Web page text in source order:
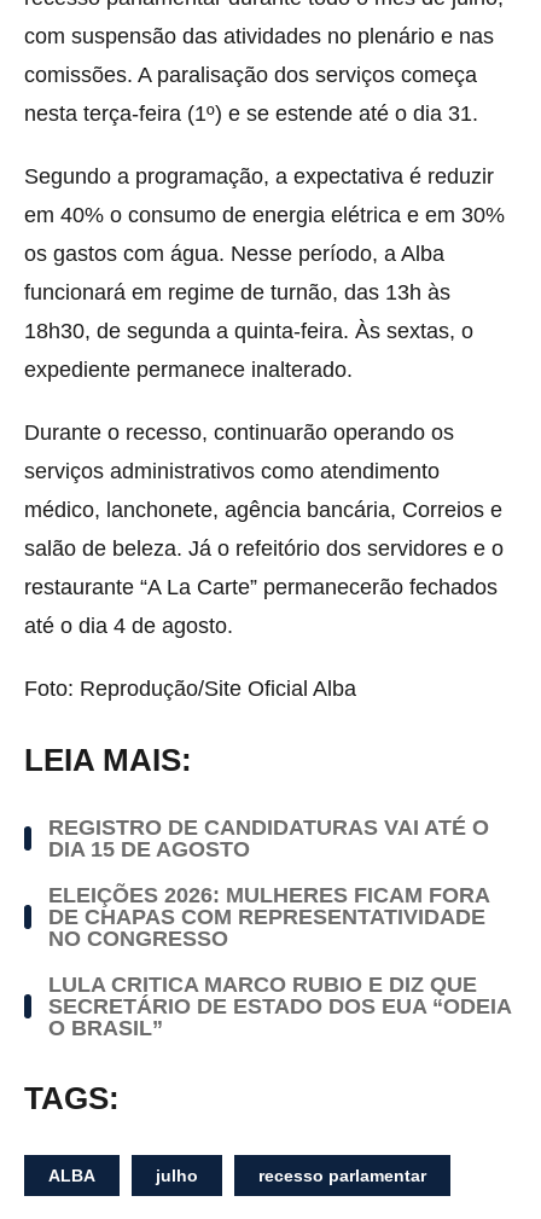
com suspensão das atividades no plenário e nas
comissões. A paralisação dos serviços começa
nesta terça-feira (1º) e se estende até o dia 31.
Segundo a programação, a expectativa é reduzir
em 40% o consumo de energia elétrica e em 30%
os gastos com água. Nesse período, a Alba
funcionará em regime de turnão, das 13h às
18h30, de segunda a quinta-feira. Às sextas, o
expediente permanece inalterado.
Durante o recesso, continuarão operando os
serviços administrativos como atendimento
médico, lanchonete, agência bancária, Correios e
salão de beleza. Já o refeitório dos servidores e o
restaurante “A La Carte” permanecerão fechados
até o dia 4 de agosto.
Foto: Reprodução/Site Oficial Alba
LEIA MAIS:
REGISTRO DE CANDIDATURAS VAI ATÉ O
DIA 15 DE AGOSTO
ELEIÇÕES 2026: MULHERES FICAM FORA
DE CHAPAS COM REPRESENTATIVIDADE
NO CONGRESSO
LULA CRITICA MARCO RUBIO E DIZ QUE
SECRETÁRIO DE ESTADO DOS EUA “ODEIA
O BRASIL”
TAGS:
ALBA julho recesso parlamentar